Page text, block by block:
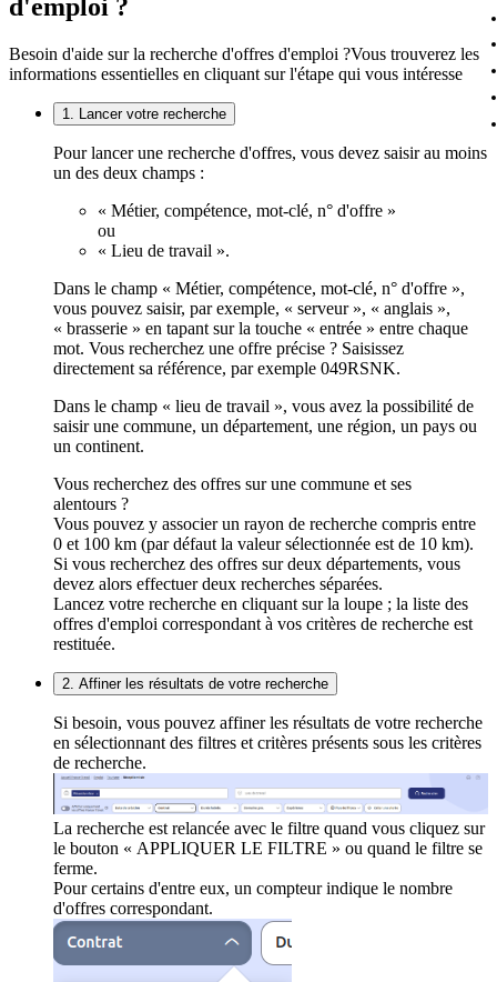
d'emploi ?
Besoin d'aide sur la recherche d'offres d'emploi ?Vous trouverez les
informations essentielles en cliquant sur l'étape qui vous intéresse
1. Lancer votre recherche
Pour lancer une recherche d'offres, vous devez saisir au moins
un des deux champs :
« Métier, compétence, mot-clé, n° d'offre »
ou
« Lieu de travail ».
Dans le champ « Métier, compétence, mot-clé, n° d'offre »,
vous pouvez saisir, par exemple, « serveur », « anglais »,
« brasserie » en tapant sur la touche « entrée » entre chaque
mot. Vous recherchez une offre précise ? Saisissez
directement sa référence, par exemple 049RSNK.
Dans le champ « lieu de travail », vous avez la possibilité de
saisir une commune, un département, une région, un pays ou
un continent.
Vous recherchez des offres sur une commune et ses
alentours ?
Vous pouvez y associer un rayon de recherche compris entre
0 et 100 km (par défaut la valeur sélectionnée est de 10 km).
Si vous recherchez des offres sur deux départements, vous
devez alors effectuer deux recherches séparées.
Lancez votre recherche en cliquant sur la loupe ; la liste des
offres d'emploi correspondant à vos critères de recherche est
restituée.
2. Affiner les résultats de votre recherche
Si besoin, vous pouvez affiner les résultats de votre recherche
en sélectionnant des filtres et critères présents sous les critères
de recherche.
La recherche est relancée avec le filtre quand vous cliquez sur
le bouton « APPLIQUER LE FILTRE » ou quand le filtre se
ferme.
Pour certains d'entre eux, un compteur indique le nombre
d'offres correspondant.